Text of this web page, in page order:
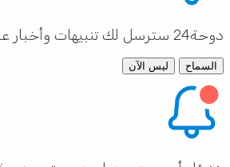
دوحة24 سترسل لك تنبيهات وأخبار عاجلة لحظة وقوعها
السماح ليس الآن